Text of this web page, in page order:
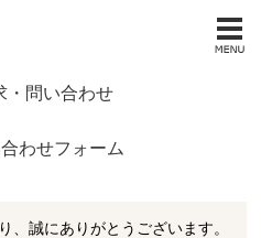
・問い合わせ
わせフォーム
、誠にありがとうございます。